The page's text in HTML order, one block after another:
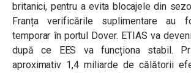
britanici, pentru a evita blocajele din
Franța verificările suplimentare au
temporar în portul Dover. ETIAS va
după ce EES va funcționa stabil.
aproximativ 1,4 miliarde de călătorii